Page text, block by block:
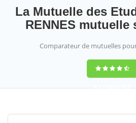
La Mutuelle des
RENNES mutuelle
Comparateur de mutuelles
9,2(100%)452